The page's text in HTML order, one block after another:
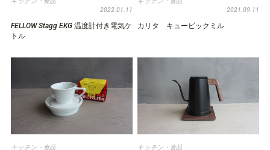
2022.01.11
FELLOW Stagg EKG 温度計付き電気ケ
トル
2021.09.11
カリタ キュービックミル
キッチン・食品
キッチン・食品